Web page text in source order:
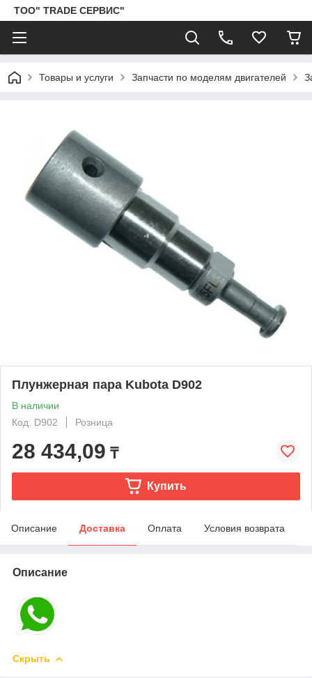
ТОО" TRADE СЕРВИС"
Товары и услуги Запчасти по моделям двигателей
Плунжерная пара Kubota D902
В наличии
Код: D902
Розница
28 434,09 ₸
Купить
Описание Доставка Оплата Условия возврата
Описание
Скрыть